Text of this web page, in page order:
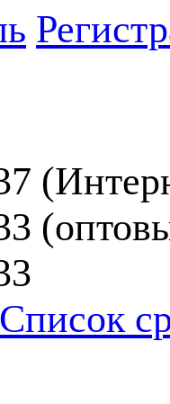
Список